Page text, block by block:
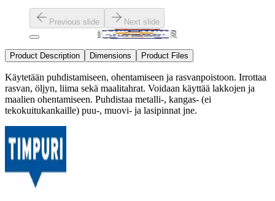
Previous slide Next slide
Product Description Dimensions Product Files
Käytetään puhdistamiseen, ohentamiseen ja rasvanpoistoon. Irrottaa
rasvan, öljyn, liima sekä maalitahrat. Voidaan käyttää lakkojen ja
maalien ohentamiseen. Puhdistaa metalli-, kangas- (ei
tekokuitukankaille) puu-, muovi- ja lasipinnat jne.